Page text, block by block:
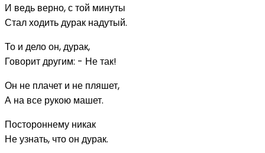
И ведь верно, с той минуты
Стал ходить дурак надутый.
То и дело он, дурак,
Говорит другим: - Не так!
Он не плачет и не пляшет,
А на все рукою машет.
Постороннему никак
Не узнать, что он дурак.